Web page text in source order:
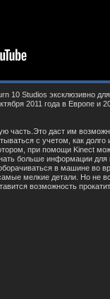
10 Studios эксклюзивно
2011 года в Европе и
часть.Это даст им в
ваться с учетом, как долго
при помощи Kinect
больше информации
ваться в машине во в
мелкие детали. Но не в
вится возможность